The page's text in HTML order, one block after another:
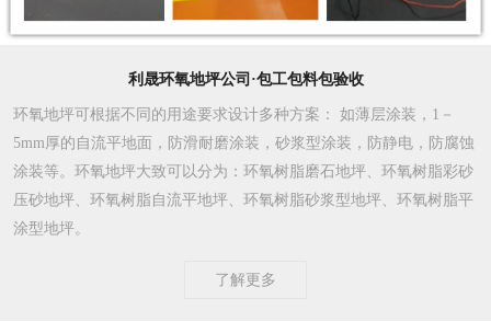
利晟环氧地坪公司·包工包料包验收
环氧地坪可根据不同的用途要求设计多种方案 ： 如薄层涂装，1－
5mm厚的自流平地面，防滑耐磨涂装，砂浆型涂装，防静电，防腐蚀
涂装等。环氧地坪大致可以分为：环氧树脂磨石地坪、环氧树脂彩砂
压砂地坪、环氧树脂自流平地坪、环氧树脂砂浆型地坪、环氧树脂平
涂型地坪。
了解更多